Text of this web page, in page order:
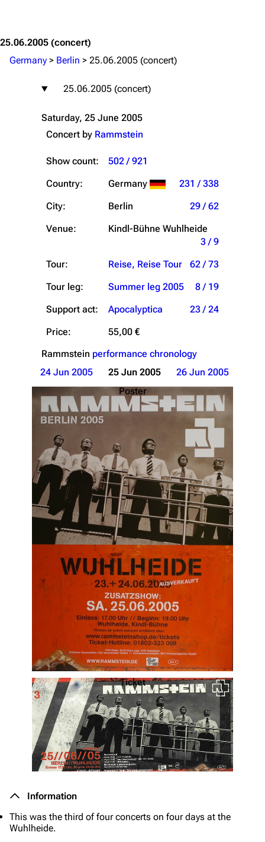
25.06.2005 (concert)
Germany > Berlin > 25.06.2005 (concert)
25.06.2005 (concert)
Saturday, 25 June 2005
Concert by Rammstein
Show count:
502 / 921
Country:
Germany
231 / 338
City:
Berlin
29 / 62
Venue:
Kindl-Bühne Wuhlheide
3 / 9
Tour:
Reise, Reise Tour
62 / 73
Tour leg:
Summer leg 2005
8 / 19
Support act:
Apocalyptica
23 / 24
Price:
55,00 €
Rammstein performance chronology
24 Jun 2005
25 Jun 2005
26 Jun 2005
Poster
Ticket
Information
This was the third of four concerts on four days at the
Wuhlheide.